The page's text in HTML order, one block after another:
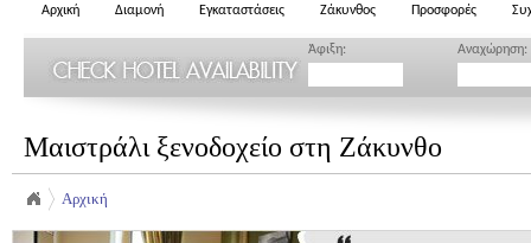
Αρχική Διαμονή Εγκαταστάσεις Ζάκυνθος Προσφορές
Άφιξη: Αναχώρηση:
Μαιστράλι ξενοδοχείο στη Ζάκυνθο
Αρχική